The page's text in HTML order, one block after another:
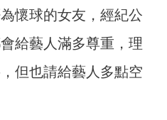
懷球的女友，經紀公
給藝人滿多尊重，理
但也請給藝人多點空